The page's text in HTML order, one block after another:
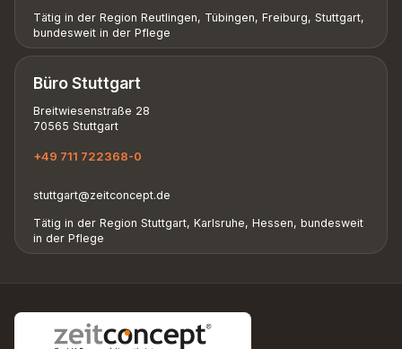
Tätig in der Region Reutlingen, Tübingen, Freiburg, Stuttgart,
bundesweit in der Pflege
Büro Stuttgart
Breitwiesenstraße 28
70565 Stuttgart
+49 711 722368-0
stuttgart@zeitconcept.de
Tätig in der Region Stuttgart, Karlsruhe, Hessen, bundesweit
in der Pflege